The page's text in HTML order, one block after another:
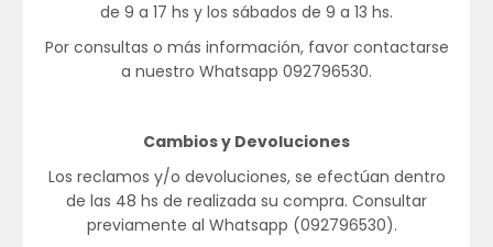
de 9 a 17 hs y los sábados de 9 a 13 hs.
Por consultas o más información, favor contactarse
a nuestro Whatsapp 092796530.
Cambios y Devoluciones
Los reclamos y/o devoluciones, se efectúan dentro
de las 48 hs de realizada su compra. Consultar
previamente al Whatsapp (092796530).